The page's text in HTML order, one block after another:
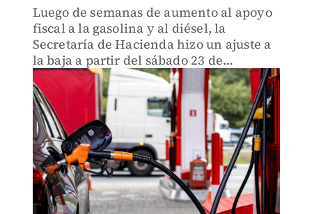
Luego de semanas de aumento al apoyo
fiscal a la gasolina y al diésel, la
Secretaría de Hacienda hizo un ajuste a
la baja a partir del sábado 23 de
septiembre.